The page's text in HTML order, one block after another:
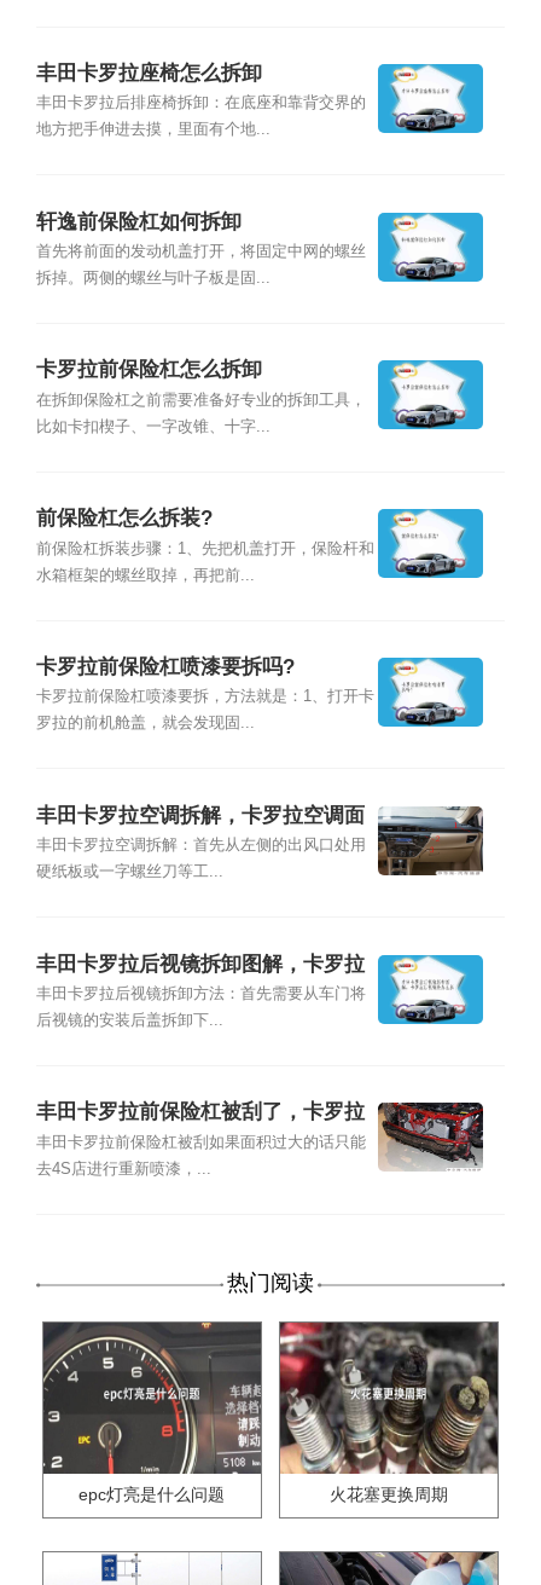
丰田卡罗拉座椅怎么拆卸
丰田卡罗拉后排座椅拆卸：在底座和靠背交界的
地方把手伸进去摸，里面有个地...
轩逸前保险杠如何拆卸
首先将前面的发动机盖打开，将固定中网的螺丝
拆掉。两侧的螺丝与叶子板是固...
卡罗拉前保险杠怎么拆卸
在拆卸保险杠之前需要准备好专业的拆卸工具，
比如卡扣楔子、一字改锥、十字...
前保险杠怎么拆装?
前保险杠拆装步骤：1、先把机盖打开，保险杆和
水箱框架的螺丝取掉，再把前...
卡罗拉前保险杠喷漆要拆吗?
卡罗拉前保险杠喷漆要拆，方法就是：1、打开卡
罗拉的前机舱盖，就会发现固...
丰田卡罗拉空调拆解，卡罗拉空调面
板怎样拆
丰田卡罗拉空调拆解：首先从左侧的出风口处用
硬纸板或一字螺丝刀等工...
丰田卡罗拉后视镜拆卸图解，卡罗拉
后视镜壳怎么拆
丰田卡罗拉后视镜拆卸方法：首先需要从车门将
后视镜的安装后盖拆卸下...
丰田卡罗拉前保险杠被刮了，卡罗拉
前保险杠怎么补漆
丰田卡罗拉前保险杠被刮如果面积过大的话只能
去4S店进行重新喷漆，...
热门阅读
epc灯亮是什么问题 火花塞更换周期